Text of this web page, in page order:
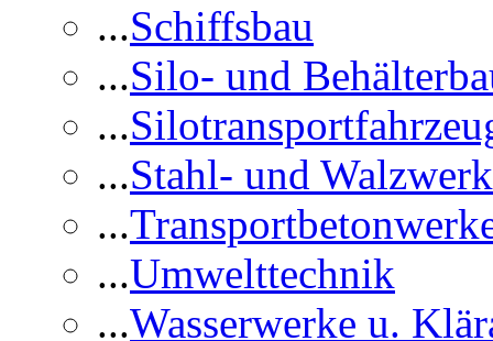
...Schiffsbau
...Silo- und
...
...Stahl- und
...
...Umwelttechnik
...Wasserwerke u.